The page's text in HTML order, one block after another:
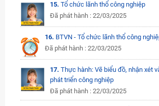
15. Tổ chức lãnh thổ công nghiệp
Đã phát hành : 22/03/2025
16. BTVN - Tổ chức lãnh thổ công
Đã phát hành : 22/03/2025
17. Thực hành: Vẽ biểu đồ, nhận xét
phát triển công nghiệp
Đã phát hành : 22/03/2025